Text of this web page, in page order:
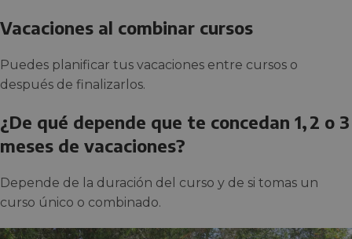
Vacaciones al combinar cursos
Puedes planificar tus vacaciones entre cursos o
después de finalizarlos.
¿De qué depende que te concedan 1, 2 o 3
meses de vacaciones?
Depende de la duración del curso y de si tomas un
curso único o combinado.